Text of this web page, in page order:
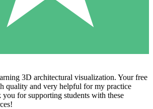
3D architectural visualization. Your free
quality and very helpful for my practice
you for supporting students with these